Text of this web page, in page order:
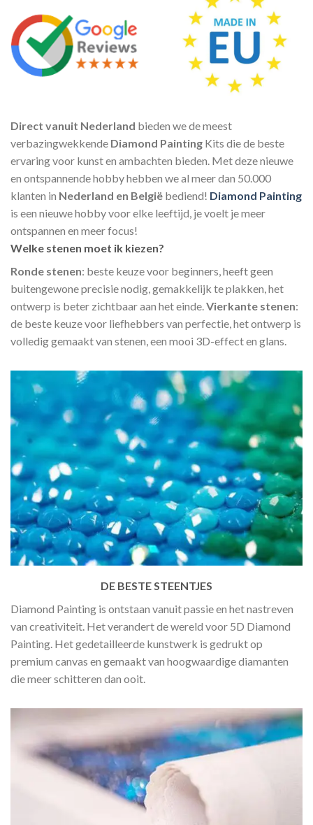
Direct vanuit Nederland bieden we de meest
verbazingwekkende Diamond Painting Kits die de beste
ervaring voor kunst en ambachten bieden. Met deze nieuwe
en ontspannende hobby hebben we al meer dan 50.000
klanten in Nederland en België bediend! Diamond Painting
is een nieuwe hobby voor elke leeftijd, je voelt je meer
ontspannen en meer focus!
Welke stenen moet ik kiezen?
Ronde stenen: beste keuze voor beginners, heeft geen
buitengewone precisie nodig, gemakkelijk te plakken, het
ontwerp is beter zichtbaar aan het einde.Vierkante stenen:
de beste keuze voor liefhebbers van perfectie, het ontwerp is
volledig gemaakt van stenen, een mooi 3D-effect en glans.
DE BESTE STEENTJES
Diamond Painting is ontstaan vanuit passie en het nastreven
van creativiteit. Het verandert de wereld voor 5D Diamond
Painting. Het gedetailleerde kunstwerk is gedrukt op
premium canvas en gemaakt van hoogwaardige diamanten
die meer schitteren dan ooit.